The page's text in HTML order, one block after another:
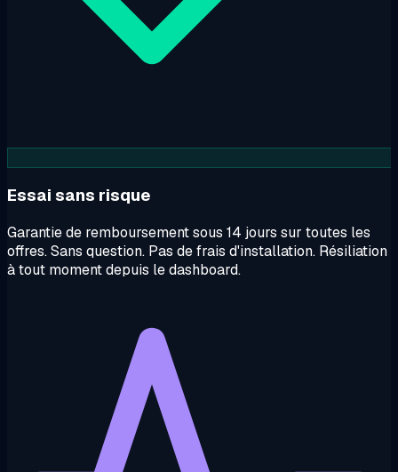
Essai sans risque
Garantie de remboursement sous 14 jours sur toutes les
offres. Sans question. Pas de frais d'installation. Résiliation
à tout moment depuis le dashboard.